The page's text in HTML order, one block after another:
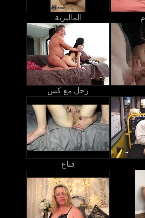
الماليزية
رجل مع كس
قناع